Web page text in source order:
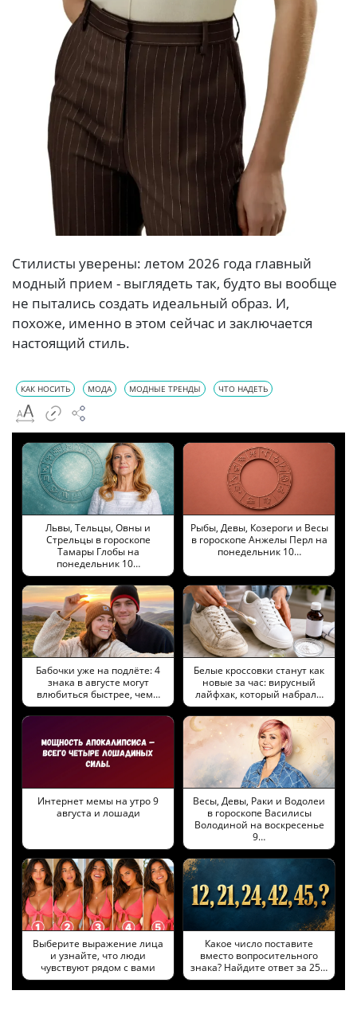
Стилисты уверены: летом 2026 года главный
модный прием - выглядеть так, будто вы вообще
не пытались создать идеальный образ. И,
похоже, именно в этом сейчас и заключается
настоящий стиль.
КАК НОСИТЬ МОДА МОДНЫЕ ТРЕНДЫ ЧТО НАДЕТЬ
Львы, Тельцы, Овны и
Стрельцы в гороскопе
Тамары Глобы на
понедельник 10…
Рыбы, Девы, Козероги и Весы
в гороскопе Анжелы Перл на
понедельник 10…
Бабочки уже на подлёте: 4
знака в августе могут
влюбиться быстрее, чем…
Белые кроссовки станут как
новые за час: вирусный
лайфхак, который набрал…
Интернет мемы на утро 9
августа и лошади
Весы, Девы, Раки и Водолеи
в гороскопе Василисы
Володиной на воскресенье
9…
Выберите выражение лица
и узнайте, что люди
чувствуют рядом с вами
Какое число поставите
вместо вопросительного
знака? Найдите ответ за 25…